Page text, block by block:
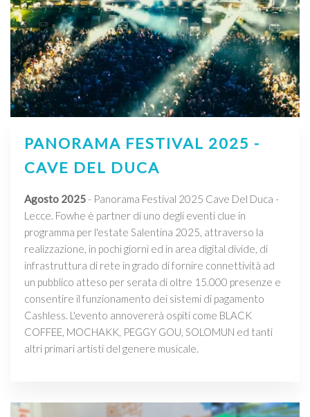
PANORAMA FESTIVAL 2025 -
CAVE DEL DUCA
Agosto 2025- Panorama Festival 2025 Cave Del Duca -
Lecce. Fowhe è partner di uno degli eventi clue in
programma per l'estate Salentina 2025, attraverso la
realizzazione, in pochi giorni ed in area digital divide, di
infrastruttura di rete in grado di fornire connettività ad
un pubblico atteso per serata di oltre 15.000 presenze e
consentire il funzionamento dei sistemi di pagamento
Cashless. L'evento annovererà ospiti come BLACK
COFFEE, MOCHAKK, PEGGY GOU, SOLOMUN ed tanti
altri primari artisti del genere musicale.